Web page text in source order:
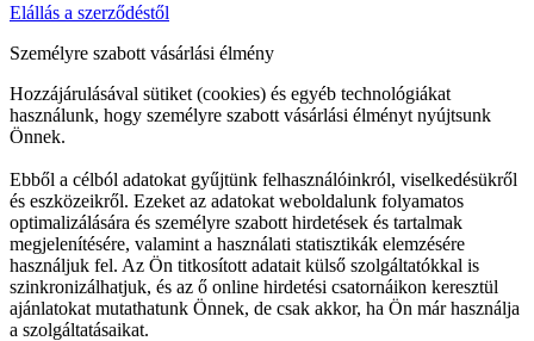
Elállás a szerződéstől
Személyre szabott vásárlási élmény
Hozzájárulásával sütiket (cookies) és egyéb technológiákat
használunk, hogy személyre szabott vásárlási élményt nyújtsunk
Önnek.
Ebből a célból adatokat gyűjtünk felhasználóinkról, viselkedésükről
és eszközeikről. Ezeket az adatokat weboldalunk folyamatos
optimalizálására és személyre szabott hirdetések és tartalmak
megjelenítésére, valamint a használati statisztikák elemzésére
használjuk fel. Az Ön titkosított adatait külső szolgáltatókkal is
szinkronizálhatjuk, és az ő online hirdetési csatornáikon keresztül
ajánlatokat mutathatunk Önnek, de csak akkor, ha Ön már használja
a szolgáltatásaikat.